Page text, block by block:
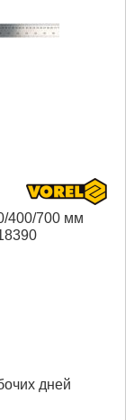
400/700 мм
дней